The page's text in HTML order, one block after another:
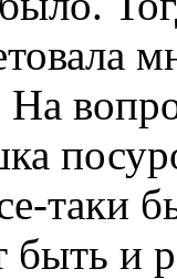
таки
быть и